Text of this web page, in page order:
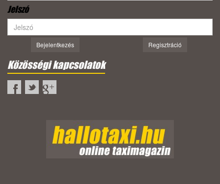
Jelszó
Bejelentkezés Regisztráció
Közösségi kapcsolatok